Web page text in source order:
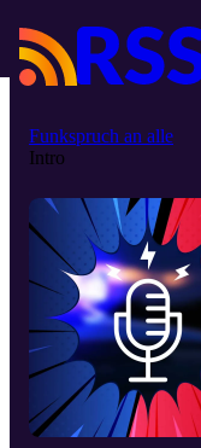
Funkspruch an alle
Intro